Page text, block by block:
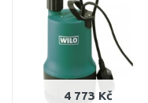
4 773 Kč